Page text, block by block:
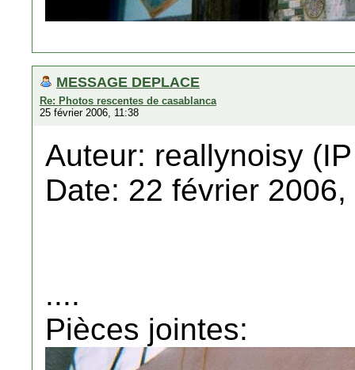
MESSAGE DEPLACE
Re: Photos rescentes de casablanca
25 février 2006, 11:38
Auteur: reallynoisy
Date: 22 février
....
Pièces jointes: